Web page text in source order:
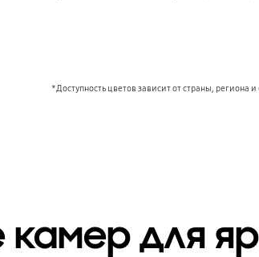
*Доступность цветов зависит от страны, региона и
для